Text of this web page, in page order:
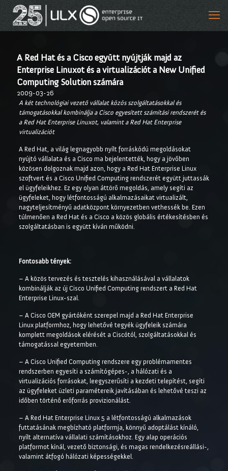
A Red Hat és a Cisco együtt nyújtják majd az
Enterprise Linuxot és a virtualizációt a New Unified
Computing Solution számára
2009-03-26
A két technológiai vezető vállalat közös szolgáltatásokkal és
támogatásokkal kombinálja a Cisco egyesített számítási rendszerét és
a Red Hat Enterprise Linuxot, valamint a Red Hat Enterprise
virtualizációt
A Red Hat, a világ legnagyobb nyílt forráskódú megoldásokat
nyújtó vállalata és a Cisco ma bejelentették, hogy a jövőben
közösen dolgoznak majd azon, hogy a Red Hat Enterprise Linux
szoftvert és a Cisco Unified Computing rendszerét együtt juttassák
el ügyfeleikhez. Ez egy olyan áttörő megoldás, amely segíti az
ügyfeleket, hogy létfontosságú alkalmazásaikat virtualizált,
nagyteljesítményű adatközpont környezetben vethessék be. Ezen
túlmenően a Red Hat és a Cisco a közös globális értékesítésben és
szolgáltatásban is együtt kíván működni.
Fontosabb tények:
– A közös tervezés és tesztelés kihasználásával a vállalatok
kombinálják az új Cisco Unified Computing rendszert a Red Hat
Enterprise Linux-szal.
– A Cisco OEM gyártóként szerepel majd a Red Hat Enterprise
Linux platformhoz, hogy lehetővé tegyék ügyfeleik számára
komplett megoldások elérését a Ciscótól, szolgáltatásokkal és
támogatással egyetemben.
– A Cisco Unified Computing rendszere egy problémamentes
rendszerben egyesíti a számítógépes-, a hálózati és a
virtualizációs forrásokat, leegyszerűsíti a kezdeti telepítést, segíti
az ügyfeleket üzleti paramétereik javításában és lehetővé teszi az
időben történő erőforrás provizionálást.
– A Red Hat Enterprise Linux 5 a létfontosságú alkalmazások
futtatásának megbízható platformja, könnyű adoptálást kínáló,
nyílt alternatíva vállalati számításokhoz. Egy alap operációs
platformot kínál, vezető biztonsági, és magas rendelkezésreállási-,
valamint átfogó hálózati képességekkel.